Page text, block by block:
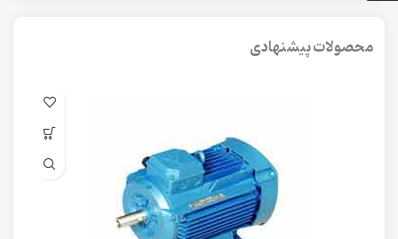
محصولات پیشنهادی